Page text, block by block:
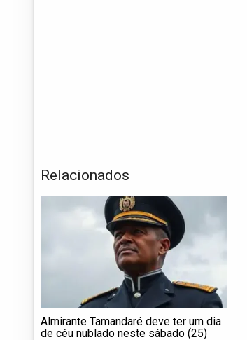
Relacionados
Almirante Tamandaré deve ter um dia
de céu nublado neste sábado (25)